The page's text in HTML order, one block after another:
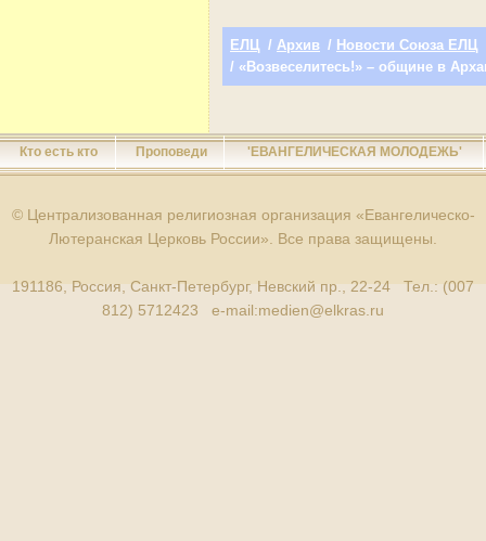
ЕЛЦ / Архив / Новости Союза ЕЛЦ
/ «Возвеселитесь!» – общине в
Кто есть кто Проповеди 'ЕВАНГЕЛИЧЕСКАЯ МОЛОДЕЖЬ'
© Централизованная религиозная организация «Евангелическо-
Лютеранская Церковь России». Все права защищены.
191186, Россия, Санкт-Петербург, Невский пр., 22-24 Тел.: (007
812) 5712423 e-mail:medien@elkras.ru